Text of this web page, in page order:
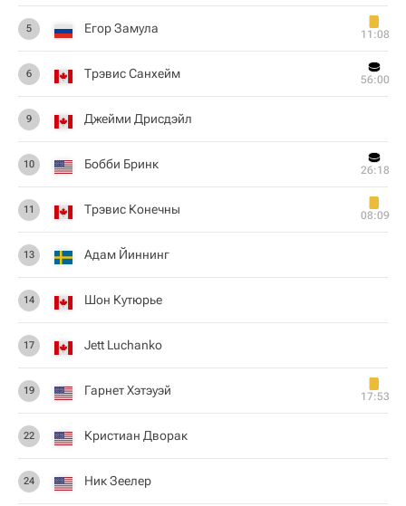
5 Егор Замула 11:08
6 Трэвис Санхейм 56:00
9 Джейми Дрисдэйл
10 Бобби Бринк 26:18
11 Трэвис Конечны 08:09
13 Адам Йиннинг
14 Шон Кутюрье
17 Jett Luchanko
19 Гарнет Хэтэуэй 17:53
22 Кристиан Дворак
24 Ник Зеелер